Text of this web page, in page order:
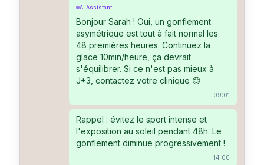
AI Assistant
Bonjour Sarah ! Oui, un gonflement
asymétrique est tout à fait normal les
48 premières heures. Continuez la
glace 10min/heure, ça devrait
s'équilibrer. Si ce n'est pas mieux à
J+3, contactez votre clinique 😊
09:01
Rappel : évitez le sport intense et
l'exposition au soleil pendant 48h. Le
gonflement diminue progressivement !
14:00